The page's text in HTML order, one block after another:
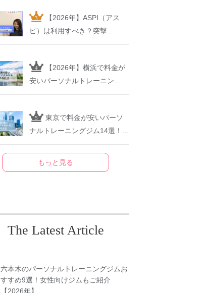
【2026年】ASPI（アス
ピ）は利用すべき？突撃...
【2026年】横浜で料金が
安いパーソナルトレーニン...
東京で料金が安いパーソ
ナルトレーニングジム14選！...
もっと見る
The Latest Article
六本木のパーソナルトレーニングジムお
すすめ9選！女性向けジムもご紹介
【2026年】